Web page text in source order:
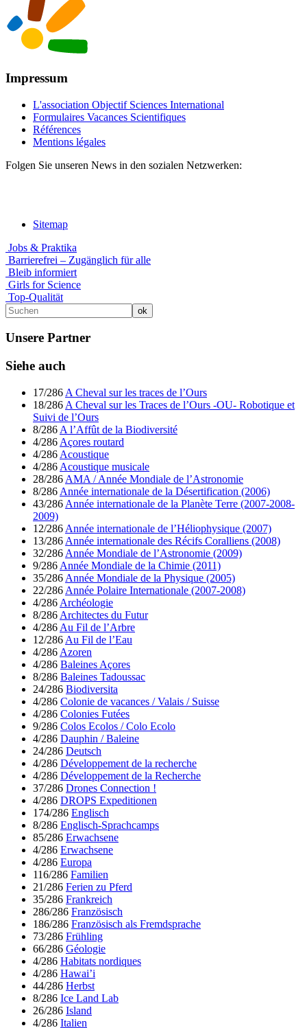
Impressum
L'association Objectif Sciences International
Formulaires Vacances Scientifiques
Références
Mentions légales
Folgen Sie unseren News in den sozialen Netzwerken:
Sitemap
Jobs & Praktika
Barrierefrei – Zugänglich für alle
Bleib informiert
Girls for Science
Top-Qualität
Unsere Partner
Siehe auch
17/286 A Cheval sur les traces de l’Ours
18/286 A Cheval sur les Traces de l’Ours -OU- Robotique et
Suivi de l’Ours
8/286 A l’Affût de la Biodiversité
4/286 Açores routard
4/286 Acoustique
4/286 Acoustique musicale
28/286 AMA / Année Mondiale de l’Astronomie
8/286 Année internationale de la Désertification (2006)
43/286 Année internationale de la Planète Terre (2007-2008-
2009)
12/286 Année internationale de l’Héliophysique (2007)
13/286 Année internationale des Récifs Coralliens (2008)
32/286 Année Mondiale de l’Astronomie (2009)
9/286 Année Mondiale de la Chimie (2011)
35/286 Année Mondiale de la Physique (2005)
22/286 Année Polaire Internationale (2007-2008)
4/286 Archéologie
8/286 Architectes du Futur
4/286 Au Fil de l’Arbre
12/286 Au Fil de l’Eau
4/286 Azoren
4/286 Baleines Açores
8/286 Baleines Tadoussac
24/286 Biodiversita
4/286 Colonie de vacances / Valais / Suisse
4/286 Colonies Futées
9/286 Colos Ecolos / Colo Ecolo
4/286 Dauphin / Baleine
24/286 Deutsch
4/286 Développement de la recherche
4/286 Développement de la Recherche
37/286 Drones Connection !
4/286 DROPS Expeditionen
174/286 Englisch
8/286 Englisch-Sprachcamps
85/286 Erwachsene
4/286 Erwachsene
4/286 Europa
116/286 Familien
21/286 Ferien zu Pferd
35/286 Frankreich
286/286 Französisch
186/286 Französisch als Fremdsprache
73/286 Frühling
66/286 Géologie
4/286 Habitats nordiques
4/286 Hawai’i
44/286 Herbst
8/286 Ice Land Lab
26/286 Island
4/286 Italien